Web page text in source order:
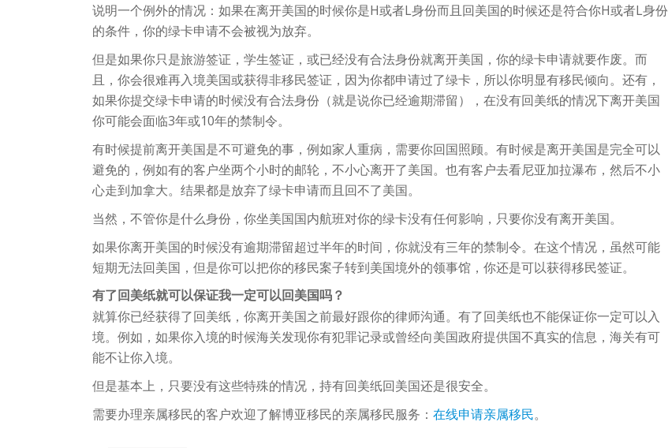
说明一个例外的情况：如果在离开美国的时候你是H或者L身份而且回美国的时候还是符合你H或者L身份
的条件，你的绿卡申请不会被视为放弃。
但是如果你只是旅游签证，学生签证，或已经没有合法身份就离开美国，你的绿卡申请就要作废。而
且，你会很难再入境美国或获得非移民签证，因为你都申请过了绿卡，所以你明显有移民倾向。还有，
如果你提交绿卡申请的时候没有合法身份（就是说你已经逾期滞留），在没有回美纸的情况下离开美国
你可能会面临3年或10年的禁制令。
有时候提前离开美国是不可避免的事，例如家人重病，需要你回国照顾。有时候是离开美国是完全可以
避免的，例如有的客户坐两个小时的邮轮，不小心离开了美国。也有客户去看尼亚加拉瀑布，然后不小
心走到加拿大。结果都是放弃了绿卡申请而且回不了美国。
当然，不管你是什么身份，你坐美国国内航班对你的绿卡没有任何影响，只要你没有离开美国。
如果你离开美国的时候没有逾期滞留超过半年的时间，你就没有三年的禁制令。在这个情况，虽然可能
短期无法回美国，但是你可以把你的移民案子转到美国境外的领事馆，你还是可以获得移民签证。
有了回美纸就可以保证我一定可以回美国吗？
就算你已经获得了回美纸，你离开美国之前最好跟你的律师沟通。有了回美纸也不能保证你一定可以入
境。例如，如果你入境的时候海关发现你有犯罪记录或曾经向美国政府提供国不真实的信息，海关有可
能不让你入境。
但是基本上，只要没有这些特殊的情况，持有回美纸回美国还是很安全。
需要办理亲属移民的客户欢迎了解博亚移民的亲属移民服务： 在线申请亲属移民。